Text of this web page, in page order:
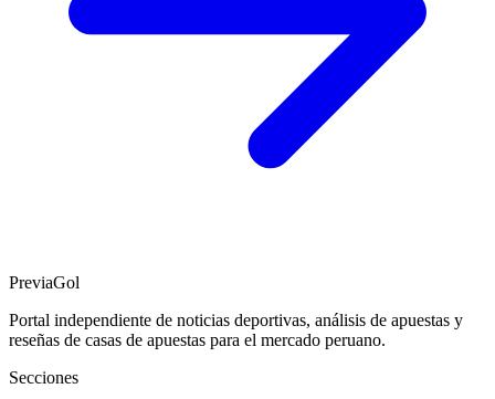
PreviaGol
Portal independiente de noticias deportivas, análisis de apuestas y
reseñas de casas de apuestas para el mercado peruano.
Secciones